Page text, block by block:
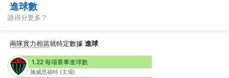
進球數
誰得分更多？
兩隊實力相當就特定數據 進球
1.22 每場賽事進球數
施威恩福特 (主場)